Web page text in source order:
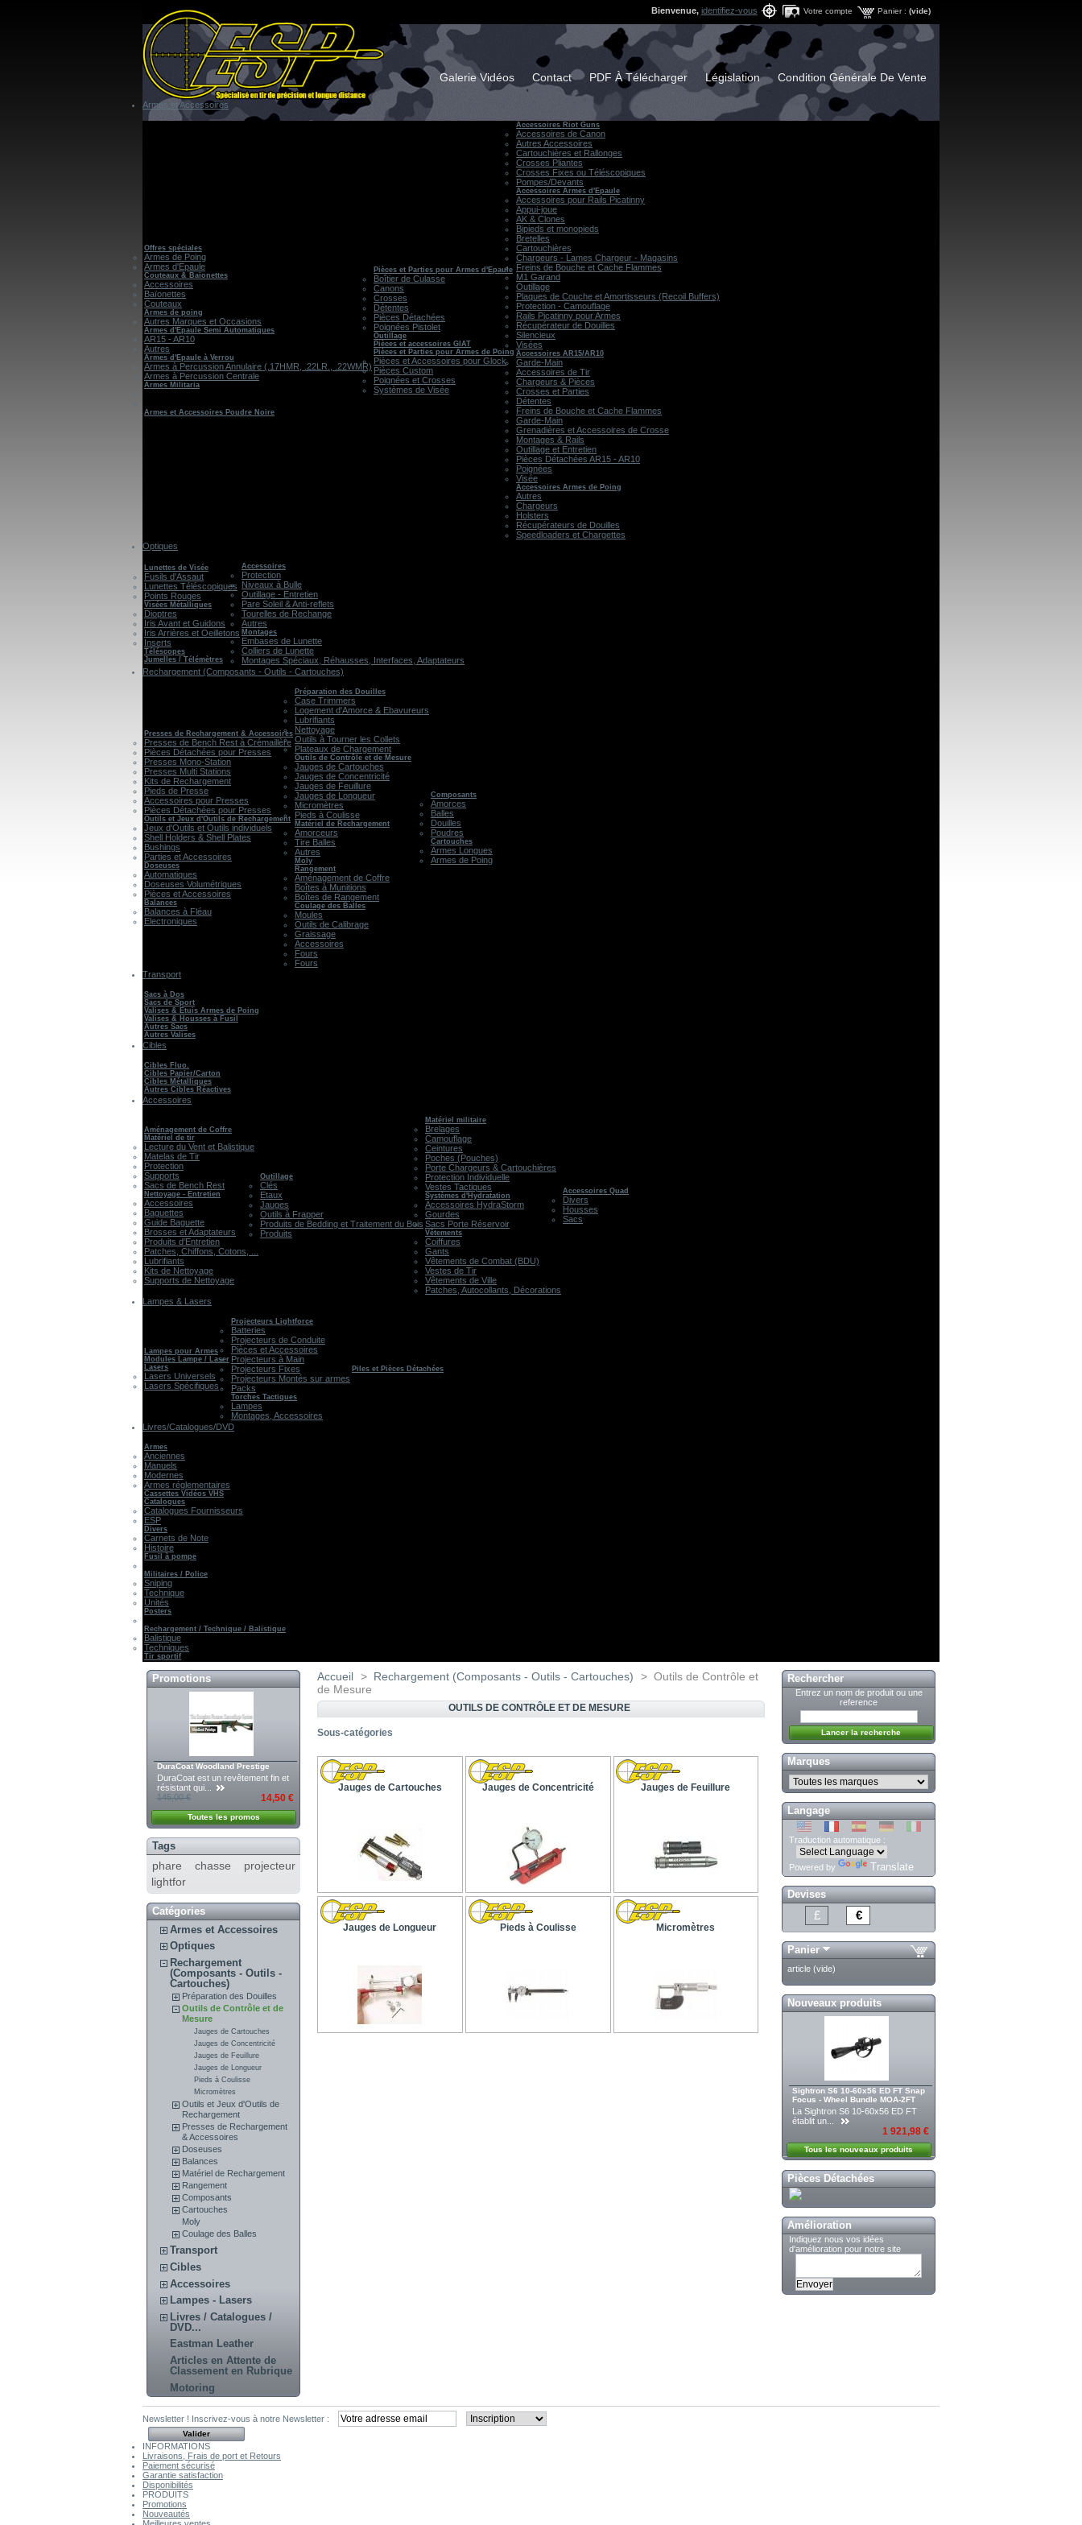
Bienvenue, identifiez-vous Panier : (vide)
Votre compte
Galerie Vidéos Contact PDF À Télécharger Législation Condition Générale De Vente
Armes et Accessoires
Offres spéciales
Armes de Poing
Armes d'Epaule
Couteaux & Baïonettes
Accessoires
Baïonettes
Couteaux
Armes de poing
Autres Marques et Occasions
Armes d'Epaule Semi Automatiques
AR15 - AR10
Autres
Armes d'Epaule à Verrou
Armes à Percussion Annulaire (.17HMR, .22LR., .22WMR)
Armes à Percussion Centrale
Armes Militaria
Armes et Accessoires Poudre Noire
Pièces et Parties pour Armes d'Epaule
Boîtier de Culasse
Canons
Crosses
Détentes
Pièces Détachées
Poignées Pistolet
Outillage
Pièces et accessoires GIAT
Pièces et Parties pour Armes de Poing
Pièces et Accessoires pour Glock
Pièces Custom
Poignées et Crosses
Systèmes de Visée
Accessoires Riot Guns
Accessoires de Canon
Autres Accessoires
Cartouchières et Rallonges
Crosses Pliantes
Crosses Fixes ou Téléscopiques
Pompes/Devants
Accessoires Armes d'Epaule
Accessoires pour Rails Picatinny
Appui-joue
AK & Clones
Bipieds et monopieds
Bretelles
Cartouchières
Chargeurs - Lames Chargeur - Magasins
Freins de Bouche et Cache Flammes
M1 Garand
Outillage
Plaques de Couche et Amortisseurs (Recoil Buffers)
Protection - Camouflage
Rails Picatinny pour Armes
Récupérateur de Douilles
Silencieux
Visées
Accessoires AR15/AR10
Garde-Main
Accessoires de Tir
Chargeurs & Pièces
Crosses et Parties
Détentes
Freins de Bouche et Cache Flammes
Garde-Main
Grenadières et Accessoires de Crosse
Montages & Rails
Outillage et Entretien
Pièces Détachées AR15 - AR10
Poignées
Visée
Accessoires Armes de Poing
Autres
Chargeurs
Holsters
Récupérateurs de Douilles
Speedloaders et Chargettes
Optiques
Lunettes de Visée
Fusils d'Assaut
Lunettes Téléscopiques
Points Rouges
Visées Métalliques
Dioptres
Iris Avant et Guidons
Iris Arrières et Oeilletons
Inserts
Téléscopes
Jumelles / Télémètres
Accessoires
Protection
Niveaux à Bulle
Outillage - Entretien
Pare Soleil & Anti-reflets
Tourelles de Rechange
Autres
Montages
Embases de Lunette
Colliers de Lunette
Montages Spéciaux, Réhausses, Interfaces, Adaptateurs
Rechargement (Composants - Outils - Cartouches)
Presses de Rechargement & Accessoires
Presses de Bench Rest à Crémaillère
Pièces Détachées pour Presses
Presses Mono-Station
Presses Multi Stations
Kits de Rechargement
Pieds de Presse
Accessoires pour Presses
Pièces Détachées pour Presses
Outils et Jeux d'Outils de Rechargement
Jeux d'Outils et Outils individuels
Shell Holders & Shell Plates
Bushings
Parties et Accessoires
Doseuses
Automatiques
Doseuses Volumétriques
Pièces et Accessoires
Balances
Balances à Fléau
Electroniques
Préparation des Douilles
Case Trimmers
Logement d'Amorce & Ebavureurs
Lubrifiants
Nettoyage
Outils à Tourner les Collets
Plateaux de Chargement
Outils de Contrôle et de Mesure
Jauges de Cartouches
Jauges de Concentricité
Jauges de Feuillure
Jauges de Longueur
Micromètres
Pieds à Coulisse
Matériel de Rechargement
Amorceurs
Tire Balles
Autres
Moly
Rangement
Aménagement de Coffre
Boîtes à Munitions
Boîtes de Rangement
Coulage des Balles
Moules
Outils de Calibrage
Graissage
Accessoires
Fours
Fours
Composants
Amorces
Balles
Douilles
Poudres
Cartouches
Armes Longues
Armes de Poing
Transport
Sacs à Dos
Sacs de Sport
Valises & Etuis Armes de Poing
Valises & Housses à Fusil
Autres Sacs
Autres Valises
Cibles
Cibles Fluo.
Cibles Papier/Carton
Cibles Métalliques
Autres Cibles Réactives
Accessoires
Aménagement de Coffre
Matériel de tir
Lecture du Vent et Balistique
Matelas de Tir
Protection
Supports
Sacs de Bench Rest
Nettoyage - Entretien
Accessoires
Baguettes
Guide Baguette
Brosses et Adaptateurs
Produits d'Entretien
Patches, Chiffons, Cotons, ...
Lubrifiants
Kits de Nettoyage
Supports de Nettoyage
Outillage
Clés
Etaux
Jauges
Outils à Frapper
Produits de Bedding et Traitement du Bois
Produits
Matériel militaire
Brelages
Camouflage
Ceintures
Poches (Pouches)
Porte Chargeurs & Cartouchières
Protection Individuelle
Vestes Tactiques
Systèmes d'Hydratation
Accessoires HydraStorm
Gourdes
Sacs Porte Réservoir
Vêtements
Coiffures
Gants
Vêtements de Combat (BDU)
Vestes de Tir
Vêtements de Ville
Patches, Autocollants, Décorations
Accessoires Quad
Divers
Housses
Sacs
Lampes & Lasers
Lampes pour Armes
Modules Lampe / Laser
Lasers
Lasers Universels
Lasers Spécifiques
Projecteurs Lightforce
Batteries
Projecteurs de Conduite
Pièces et Accessoires
Projecteurs à Main
Projecteurs Fixes
Projecteurs Montés sur armes
Packs
Torches Tactiques
Lampes
Montages, Accessoires
Piles et Pièces Détachées
Livres/Catalogues/DVD
Armes
Anciennes
Manuels
Modernes
Armes réglementaires
Cassettes Vidéos VHS
Catalogues
Catalogues Fournisseurs
ESP
Divers
Carnets de Note
Histoire
Fusil à pompe
Militaires / Police
Sniping
Technique
Unités
Posters
Rechargement / Technique / Balistique
Balistique
Techniques
Tir sportif
Promotions
DuraCoat Woodland Prestige
DuraCoat est un revêtement fin et
résistant qui...
145,00 €
14,50 €
Toutes les promos
Tags
phare chasse projecteur
lightfor
Catégories
Armes et Accessoires
Optiques
Rechargement
(Composants - Outils -
Cartouches)
Préparation des Douilles
Outils de Contrôle et de
Mesure
Jauges de Cartouches
Jauges de Concentricité
Jauges de Feuillure
Jauges de Longueur
Pieds à Coulisse
Micromètres
Outils et Jeux d'Outils de
Rechargement
Presses de Rechargement
& Accessoires
Doseuses
Balances
Matériel de Rechargement
Rangement
Composants
Cartouches
Moly
Coulage des Balles
Transport
Cibles
Accessoires
Lampes - Lasers
Livres / Catalogues /
DVD...
Eastman Leather
Articles en Attente de
Classement en Rubrique
Motoring
Accueil > Rechargement (Composants - Outils - Cartouches) > Outils de Contrôle et
de Mesure
OUTILS DE CONTRÔLE ET DE MESURE
Sous-catégories
Jauges de Cartouches Jauges de Concentricité Jauges de Feuillure
Jauges de Longueur Pieds à Coulisse Micromètres
Rechercher
Entrez un nom de produit ou une
reference
Marques
Langage
Traduction automatique :
Powered by Translate
Devises
£ €
Panier
article (vide)
Nouveaux produits
Sightron S6 10-60x56 ED FT Snap
Focus - Wheel Bundle MOA-2FT
La Sightron S6 10-60x56 ED FT
établit un...
1 921,98 €
Tous les nouveaux produits
Pièces Détachées
Amélioration
Indiquez nous vos idées
d'amélioration pour notre site
Newsletter ! Inscrivez-vous à notre Newsletter :
INFORMATIONS
Livraisons, Frais de port et Retours
Paiement sécurisé
Garantie satisfaction
Disponibilités
PRODUITS
Promotions
Nouveautés